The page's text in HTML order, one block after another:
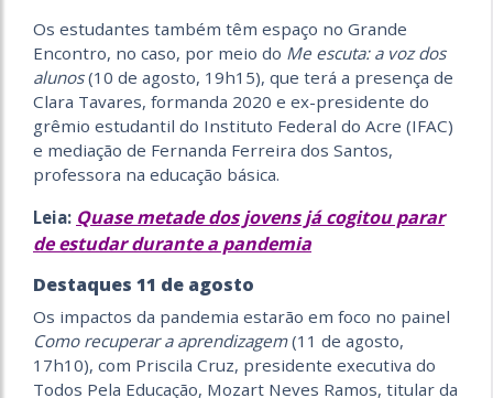
Os estudantes também têm espaço no Grande
Encontro, no caso, por meio do Me escuta: a voz dos
alunos(10 de agosto, 19h15), que terá a presença de
Clara Tavares, formanda 2020 e ex-presidente do
grêmio estudantil do Instituto Federal do Acre (IFAC)
e mediação de Fernanda Ferreira dos Santos,
professora na educação básica.
Leia: Quase metade dos jovens já cogitou parar
de estudar durante a pandemia
Destaques 11 de agosto
Os impactos da pandemia estarão em foco no painel
Como recuperar a aprendizagem(11 de agosto,
17h10), com Priscila Cruz, presidente executiva do
Todos Pela Educação, Mozart Neves Ramos, titular da